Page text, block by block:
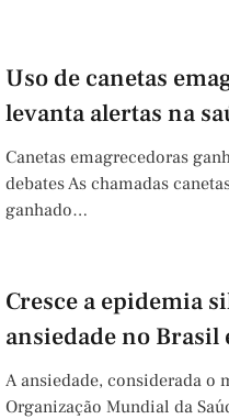
Uso de canetas
levanta alertas na
Canetas emagrecedoras
debates As chamadas
ganhado…
Cresce a epidemia
ansiedade no Brasil
A ansiedade, considerada o
Organização Mundial da